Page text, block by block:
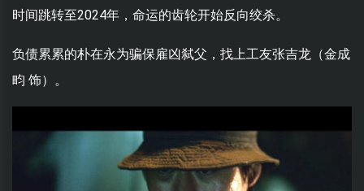
时间跳转至2024年，命运的齿轮开始反向绞杀。
负债累累的朴在永为骗保雇凶弑父，找上工友张吉龙（金成
畇 饰）。